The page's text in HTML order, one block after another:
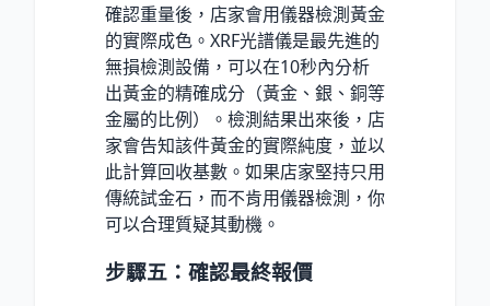
確認重量後，店家會用儀器檢測黃金
的實際成色。XRF光譜儀是最先進的
無損檢測設備，可以在10秒內分析
出黃金的精確成分（黃金、銀、銅等
金屬的比例）。檢測結果出來後，店
家會告知該件黃金的實際純度，並以
此計算回收基數。如果店家堅持只用
傳統試金石，而不肯用儀器檢測，你
可以合理質疑其動機。
步驟五：確認最終報價